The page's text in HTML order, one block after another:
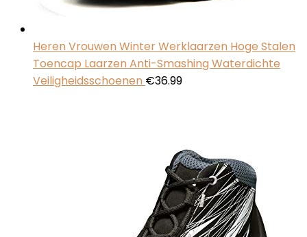
Heren Vrouwen Winter Werklaarzen Hoge Stalen
Toencap Laarzen Anti-Smashing Waterdichte
Veiligheidsschoenen €36.99